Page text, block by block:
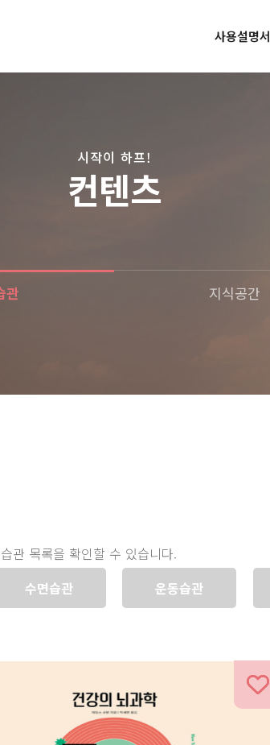
사용설명서
시작이 하프!
컨텐츠
관 지식공간
관 목록을 확인할 수 있습니다.
수면습관 운동습관